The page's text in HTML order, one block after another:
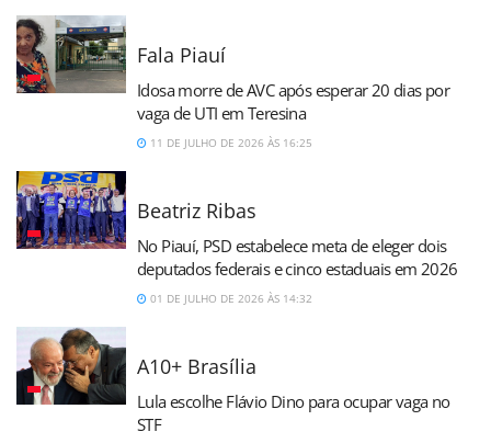
Fala Piauí
Idosa morre de AVC após esperar 20 dias por
vaga de UTI em Teresina
11 DE JULHO DE 2026 ÀS 16:25
Beatriz Ribas
No Piauí, PSD estabelece meta de eleger dois
deputados federais e cinco estaduais em 2026
01 DE JULHO DE 2026 ÀS 14:32
A10+ Brasília
Lula escolhe Flávio Dino para ocupar vaga no
STF